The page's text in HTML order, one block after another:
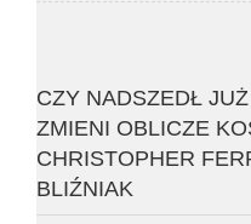
CZY NADSZEDŁ
ZMIENI OBLICZE
CHRISTOPHER
BLIŹNIAK